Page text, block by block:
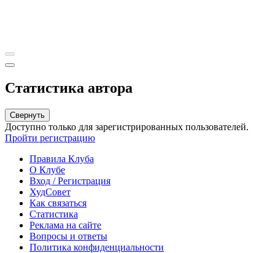
Статистика автора
Свернуть
Доступно только для зарегистрированных пользователей.
Пройти регистрацию
Правила Клуба
О Клубе
Вход / Регистрация
ХудСовет
Как связаться
Статистика
Реклама на сайте
Вопросы и ответы
Политика конфиденциальности